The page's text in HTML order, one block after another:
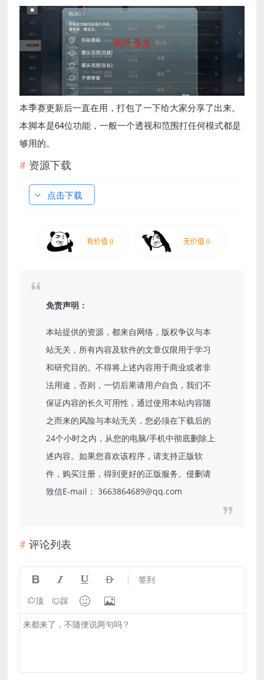
本季赛更新后一直在用，打包了一下给大家分享了出来。
本脚本是64位功能，一般一个透视和范围打任何模式都是
够用的。
资源下载
点击下载
免责声明：
本站提供的资源，都来自网络，版权争议与本
站无关，所有内容及软件的文章仅限用于学习
和研究目的。不得将上述内容用于商业或者非
法用途，否则，一切后果请用户自负，我们不
保证内容的长久可用性，通过使用本站内容随
之而来的风险与本站无关，您必须在下载后的
24个小时之内，从您的电脑/手机中彻底删除上
述内容。如果您喜欢该程序，请支持正版软
件，购买注册，得到更好的正版服务。侵删请
致信E-mail： 3663864689@qq.com
评论列表
    签到
顶 踩  